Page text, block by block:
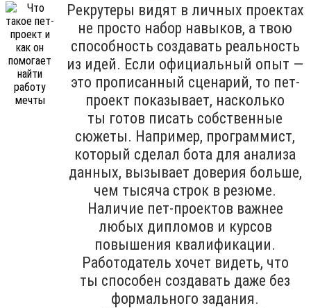
Рекрутеры видят в личных проектах
не просто набор навыков, а твою
способность создавать реальность
из идей. Если официальный опыт —
это прописанный сценарий, то пет-
проект показывает, насколько
ты готов писать собственные
сюжеты. Например, программист,
который сделал бота для анализа
данных, вызывает доверия больше,
чем тысяча строк в резюме.
Наличие пет-проектов важнее
любых дипломов и курсов
повышения квалификации.
Работодатель хочет видеть, что
ты способен создавать даже без
формального задания.